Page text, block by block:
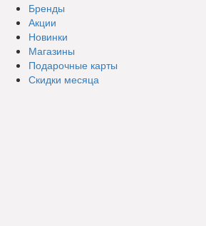
Бренды
Акции
Новинки
Магазины
Подарочные карты
Скидки месяца